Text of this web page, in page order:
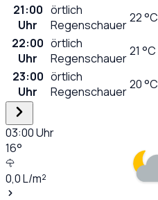
21:00
Uhr
örtlich
Regenschauer22°C
22:00
Uhr
örtlich
Regenschauer21 °C
23:00
Uhr
örtlich
Regenschauer20°C
03:00Uhr
16°
0,0L/m²